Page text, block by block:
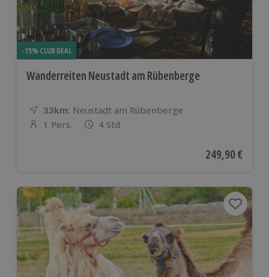
-15% CLUB DEAL
Wanderreiten Neustadt am Rübenberge
33km: Entfernung
Standort
Neustadt am Rübenberge
Anzahl der Teilnehmer
1 Pers. 4 Std
Aktueller Preis
249,90 €